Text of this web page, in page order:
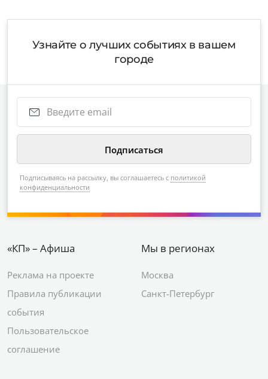
Узнайте о лучших событиях в вашем
городе
Подписываясь на рассылку, вы соглашаетесь с политикой
конфиденциальности
«КП» – Афиша
Реклама на проекте
Правила публикации
события
Пользовательское
соглашение
Мы в регионах
Москва
Санкт-Петербург